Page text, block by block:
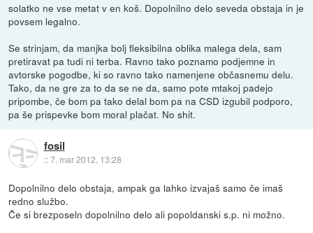
solatko ne vse metat v en koš. Dopolnilno delo seveda obstaja in je
povsem legalno.
Se strinjam, da manjka bolj fleksibilna oblika malega dela, sam
pretiravat pa tudi ni terba. Ravno tako poznamo podjemne in
avtorske pogodbe, ki so ravno tako namenjene občasnemu delu.
Tako, da ne gre za to da se ne da, samo pote mtakoj padejo
pripombe, če bom pa tako delal bom pa na CSD izgubil podporo,
pa še prispevke bom moral plačat. No shit.
fosil
::7. mar 2012, 13:28
Dopolnilno delo obstaja, ampak ga lahko izvajaš samo če imaš
redno službo.
Če si brezposeln dopolnilno delo ali popoldanski s.p. ni možno.